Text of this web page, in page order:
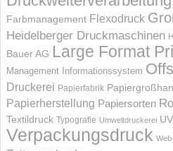
Farbmanagement Flexodruck
Heidelberger Druckmaschinen
Bauer AG Large Format
Management Informations­system
Druckerei Papierfabrik
Papierherstellung Papiersorten
Textildruck Typografie Umweltdruckerei
Verpackungsdruck